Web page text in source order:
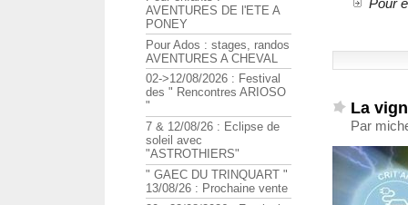
Pour
La
Par
AVENTURES DE l'ETE A
PONEY
Pour Ados : stages, randos
AVENTURES A CHEVAL
02->12/08/2026 : Festival
des " Rencontres ARIOSO
"
7 & 12/08/26 : Eclipse de
soleil avec
"ASTROTHIERS"
" GAEC DU TRINQUART "
13/08/26 : Prochaine vente